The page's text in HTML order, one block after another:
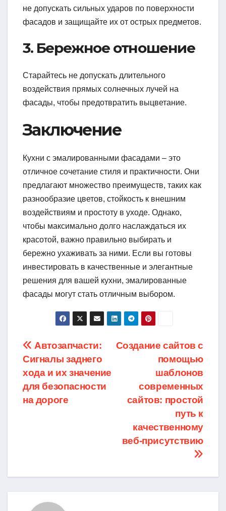
не допускать сильных ударов по поверхности
фасадов и защищайте их от острых предметов.
3. Бережное отношение
Старайтесь не допускать длительного
воздействия прямых солнечных лучей на
фасады, чтобы предотвратить выцветание.
Заключение
Кухни с эмалированными фасадами – это
отличное сочетание стиля и практичности. Они
предлагают множество преимуществ, таких как
разнообразие цветов, стойкость к внешним
воздействиям и простоту в уходе. Однако,
чтобы максимально долго наслаждаться их
красотой, важно правильно выбирать и
бережно ухаживать за ними. Если вы готовы
инвестировать в качественные и элегантные
решения для вашей кухни, эмалированные
фасады могут стать отличным выбором.
Навигация
по
записям
Создание сайтов с
помощью
шаблонов
современных
сайтов: простой
путь к
качественному
веб-присутствию
Автозапчасти:
Сигналы заднего
хода и их значение
для безопасности
на дороге